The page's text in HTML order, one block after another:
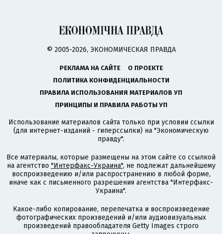
© 2005-2026, ЭКОНОМИЧЕСКАЯ ПРАВДА
РЕКЛАМА НА САЙТЕ
О ПРОЕКТЕ
ПОЛИТИКА КОНФИДЕНЦИАЛЬНОСТИ
ПРАВИЛА ИСПОЛЬЗОВАНИЯ МАТЕРИАЛОВ УП
ПРИНЦИПЫ И ПРАВИЛА РАБОТЫ УП
Использование материалов сайта только при условии ссылки
(для интернет-изданий - гиперссылки) на "Экономическую
правду".
Все материалы, которые размещены на этом сайте со ссылкой
на агентство "Интерфакс-Украина", не подлежат дальнейшему
воспроизведению и/или распространению в любой форме,
иначе как с письменного разрешения агентства "Интерфакс-
Украина".
Какое-либо копирование, перепечатка и воспроизведение
фотографических произведений и/или аудиовизуальных
произведений правообладателя Getty Images строго